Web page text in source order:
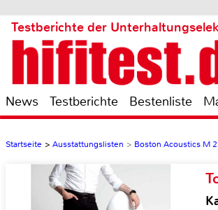
Testberichte der
News Testberichte Bestenliste
Startseite > Ausstattungslisten > Boston Acoustics M